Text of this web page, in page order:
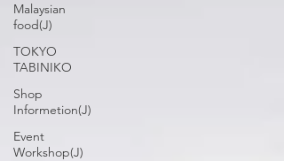
Malaysian
food(J)
TOKYO
TABINIKO
Shop
Informetion(J)
Event
Workshop(J)